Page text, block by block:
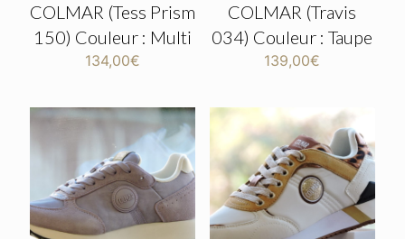
COLMAR (Tess Prism
150) Couleur : Multi
134,00€
COLMAR (Travis
034) Couleur : Taupe
139,00€